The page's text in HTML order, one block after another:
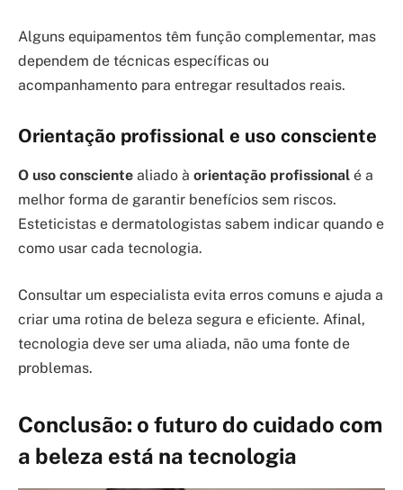
Alguns equipamentos têm função complementar, mas
dependem de técnicas específicas ou
acompanhamento para entregar resultados reais.
Orientação profissional e uso consciente
O uso consciente aliado à orientação profissional é a
melhor forma de garantir benefícios sem riscos.
Esteticistas e dermatologistas sabem indicar quando e
como usar cada tecnologia.
Consultar um especialista evita erros comuns e ajuda a
criar uma rotina de beleza segura e eficiente. Afinal,
tecnologia deve ser uma aliada, não uma fonte de
problemas.
Conclusão: o futuro do cuidado com
a beleza está na tecnologia